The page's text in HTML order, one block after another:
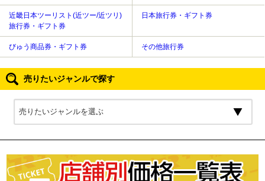
近畿日本ツーリスト(近ツー/近ツリ)
旅行券・ギフト券
日本旅行券・ギフト券
びゅう商品券・ギフト券 その他旅行券
売りたいジャンルで探す